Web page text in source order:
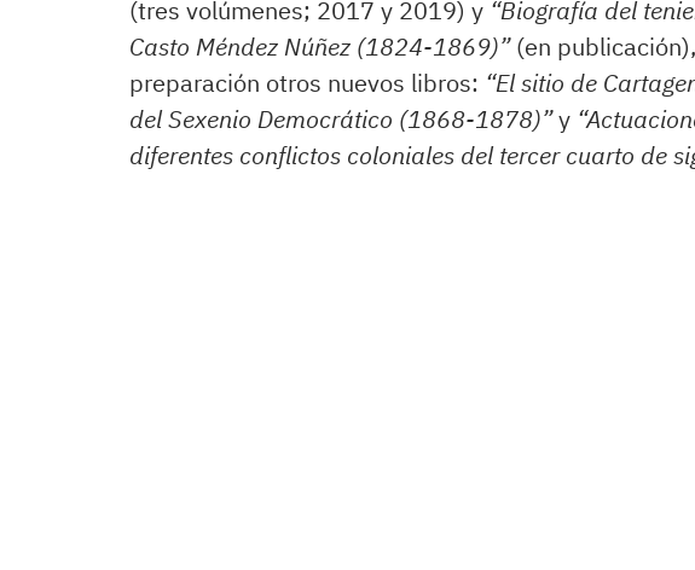
(tres volúmenes; 2017 y 2019) y “Biografía del
Casto Méndez Núñez (1824-1869)”(en
preparación otros nuevos libros: “El sitio de
del Sexenio Democrático (1868-1878)”y
diferentes conflictos coloniales del tercer cuarto de